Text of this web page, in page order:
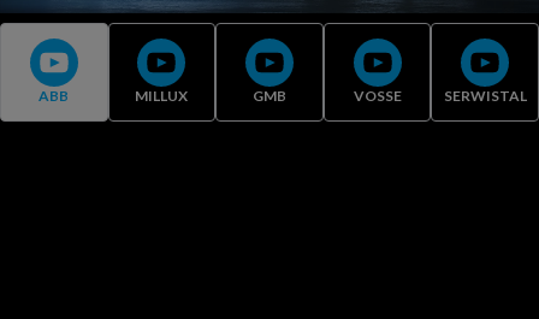
ABB MILLUX GMB VOSSE SERWISTAL